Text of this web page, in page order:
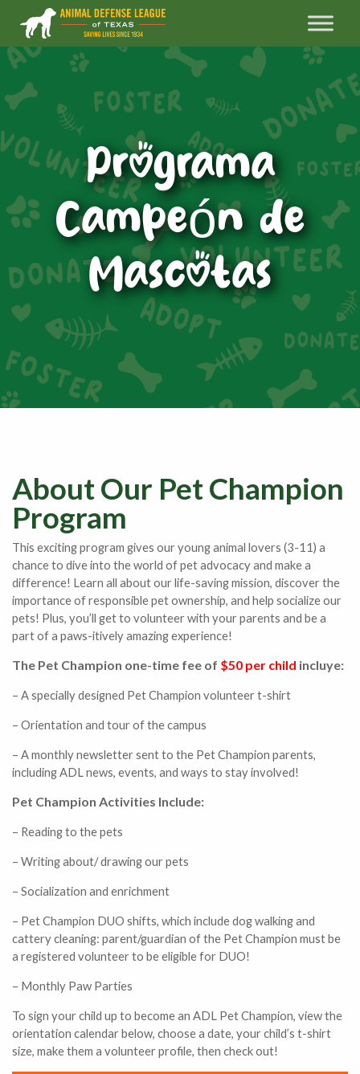
Programa
Campeón de
Mascotas
About Our Pet Champion
Program
This exciting program gives our young animal lovers (3-11) a
chance to dive into the world of pet advocacy and make a
difference! Learn all about our life-saving mission, discover the
importance of responsible pet ownership, and help socialize our
pets! Plus, you’ll get to volunteer with your parents and be a
part of a paws-itively amazing experience!
The Pet Champion one-time fee of $50 per child incluye:
– A specially designed Pet Champion volunteer t-shirt
– Orientation and tour of the campus
– A monthly newsletter sent to the Pet Champion parents,
including ADL news, events, and ways to stay involved!
Pet Champion Activities Include:
– Reading to the pets
– Writing about/ drawing our pets
– Socialization and enrichment
– Pet Champion DUO shifts, which include dog walking and
cattery cleaning: parent/guardian of the Pet Champion must be
a registered volunteer to be eligible for DUO!
– Monthly Paw Parties
To sign your child up to become an ADL Pet Champion, view the
orientation calendar below, choose a date, your child’s t-shirt
size, make them a volunteer profile, then check out!